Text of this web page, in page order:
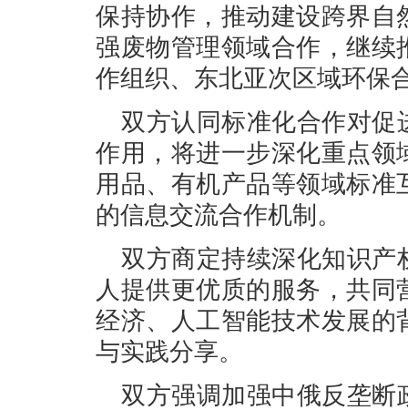
保持协作，推动建设跨界
强废物管理领域合作，继
作组织、东北亚次区域环保
双方认同标准化合作对促
作用，将进一步深化重点
用品、有机产品等领域标
的信息交流合作机制。
双方商定持续深化知识产
人提供更优质的服务，共
经济、人工智能技术发展
与实践分享。
双方强调加强中俄反垄断